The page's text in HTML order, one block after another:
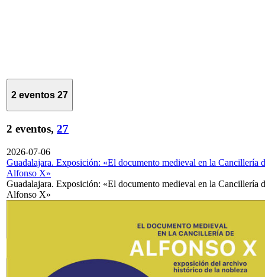
2 eventos 27
2 eventos, 27
2026-07-06
Guadalajara. Exposición: «El documento medieval en la Cancillería
Alfonso X»
Guadalajara. Exposición: «El documento medieval en la Cancillería
Alfonso X»